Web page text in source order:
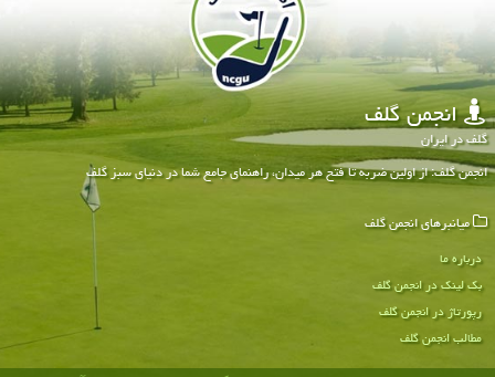
انجمن گلف
گلف در ایران
انجمن گلف: از اولین ضربه تا فتح هر میدان، راهنمای جامع شما در دنیای سبز گلف
میانبرهای انجمن گلف
درباره ما
بک لینک در انجمن گلف
رپورتاژ در انجمن گلف
مطالب انجمن گلف